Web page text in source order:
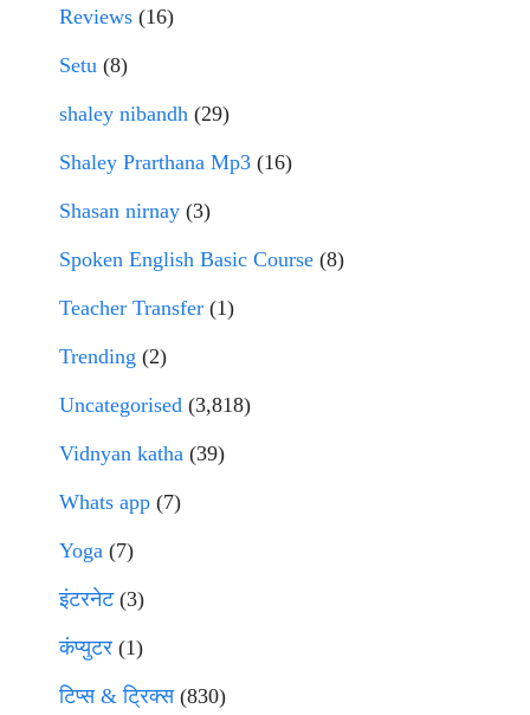
Reviews (16)
Setu (8)
shaley nibandh (29)
Shaley Prarthana Mp3 (16)
Shasan nirnay (3)
Spoken English Basic Course (8)
Teacher Transfer (1)
Trending (2)
Uncategorised (3,818)
Vidnyan katha (39)
Whats app (7)
Yoga (7)
इंटरनेट(3)
कंप्युटर (1)
टिप्स & ट्रिक्स(830)